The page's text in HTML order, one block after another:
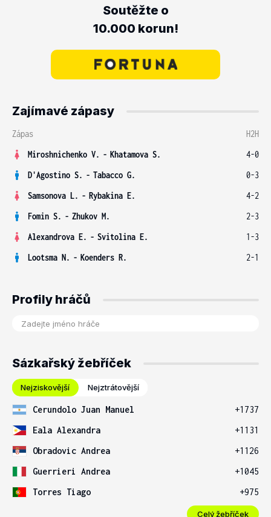
Soutěžte o
10.000 korun!
Zajímavé zápasy
Zápas
H2H
Miroshnichenko V. - Khatamova S.
4-0
D'Agostino S. - Tabacco G.
0-3
Samsonova L. - Rybakina E.
4-2
Fomin S. - Zhukov M.
2-3
Alexandrova E. - Svitolina E.
1-3
Lootsma N. - Koenders R. 2-1
Profily hráčů
Sázkařský žebříček
Nejziskovější Nejztrátovější
Cerundolo Juan Manuel
+1737
Eala Alexandra
+1131
Obradovic Andrea
+1126
Guerrieri Andrea
+1045
Torres Tiago
+975
Celý žebříček